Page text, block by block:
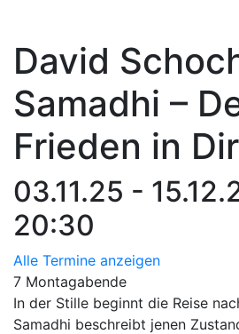
David
Samadhi –
Frieden in Dir
03.11.25 -
20:30
Alle Termine anzeigen
7 Montagabende
In der Stille beginnt die Reise
Samadhi beschreibt jenen